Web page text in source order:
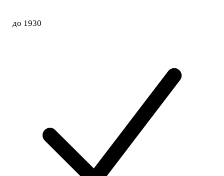
до 1930